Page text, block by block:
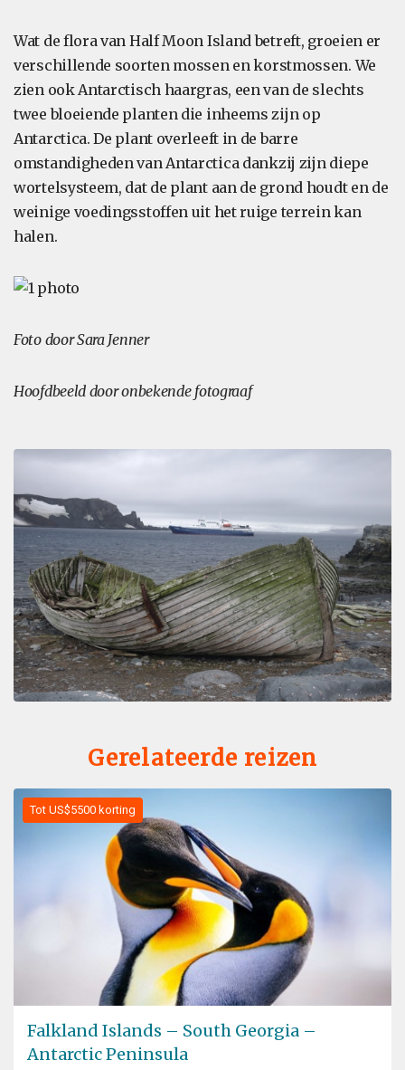
Wat de flora van Half Moon Island betreft, groeien er
verschillende soorten mossen en korstmossen. We
zien ook Antarctisch haargras, een van de slechts
twee bloeiende planten die inheems zijn op
Antarctica. De plant overleeft in de barre
omstandigheden van Antarctica dankzij zijn diepe
wortelsysteem, dat de plant aan de grond houdt en de
weinige voedingsstoffen uit het ruige terrein kan
halen.
Foto door Sara Jenner
Hoofdbeeld door onbekende fotograaf
Gerelateerde reizen
Tot US$5500 korting
Falkland Islands – South Georgia –
Antarctic Peninsula